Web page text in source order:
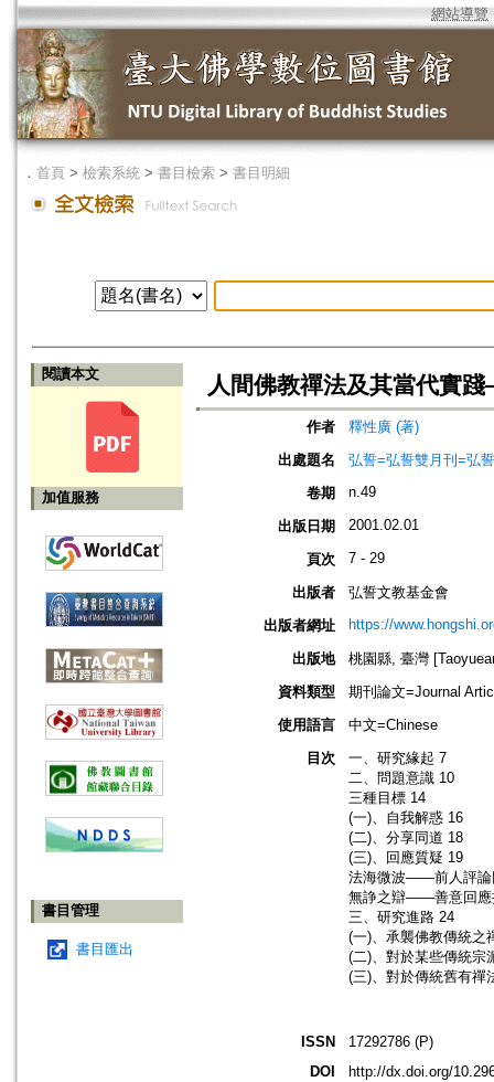
網站導覽
． 首頁 > 檢索系統 > 書目檢索 > 書目明細
閱讀本文
加值服務
書目管理
書目匯出
人間佛教禪法及其當代實
作者
釋性廣 (著)
出處題名
弘誓=弘誓雙月刊=弘
卷期
n.49
出版日期 2001.02.01
頁次 7 - 29
出版者
弘誓文教基金會
出版者網址
https://
出版地
桃園縣, 臺灣
資料類型
期刊論文=Journal
使用語言
中文=Chinese
目次
一、研究緣起 7
二、問題意識 10
三種目標 14
(一)、自我解惑 16
(二)、分享同道 18
(三)、回應質疑 19
法海微波——前人評論
無諍之辯——善意回應
三、研究進路 24
(一)、承襲佛教傳統之
(二)、對於某些傳統宗
(三)、對於傳統舊有禪
ISSN
17292786 (P)
DOI
http://dx.doi.org/